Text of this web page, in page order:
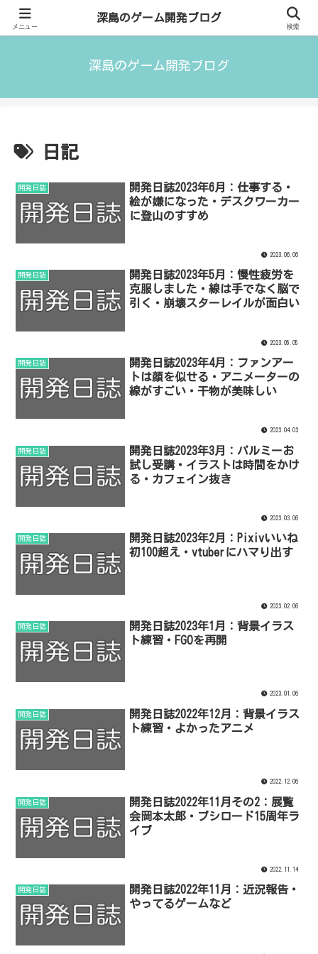
ゲームクリエイター／フリーランスITエンジニアの気付きについて語っていま
深島のゲーム開発ブログ
日記
開発日誌
開発日誌2023年6月：仕事する・
絵が嫌になった・デスクワーカー
に登山のすすめ
2023.06.06
開発日誌
開発日誌2023年5月：慢性疲労を
克服しました・線は手でなく脳で
引く・崩壊スターレイルが面白い
2023.05.05
開発日誌
開発日誌2023年4月：ファンアー
トは顔を似せる・アニメーターの
線がすごい・干物が美味しい
2023.04.03
開発日誌
開発日誌2023年3月：パルミーお
試し受講・イラストは時間をかけ
る・カフェイン抜き
2023.03.06
開発日誌
開発日誌2023年2月：Pixivいいね
初100超え・vtuberにハマり出す
2023.02.06
開発日誌
開発日誌2023年1月：背景イラス
ト練習・FGOを再開
2023.01.06
開発日誌
開発日誌2022年12月：背景イラス
ト練習・よかったアニメ
2022.12.06
開発日誌
開発日誌2022年11月その2：展覧
会岡本太郎・ブシロード15周年ラ
イブ
2022.11.14
開発日誌
開発日誌2022年11月：近況報告・
やってるゲームなど
メニュー
深島のゲーム開発ブログ
検索